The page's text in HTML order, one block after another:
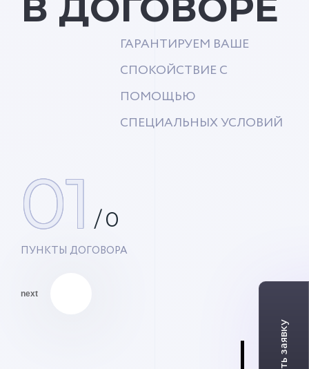
ГАРАНТИРУЕМ ВАШЕ
СПОКОЙСТВИЕ С
ПОМОЩЬЮ
СПЕЦИАЛЬНЫХ УСЛОВИЙ
01 /0
ПУНКТЫ ДОГОВОРА
next